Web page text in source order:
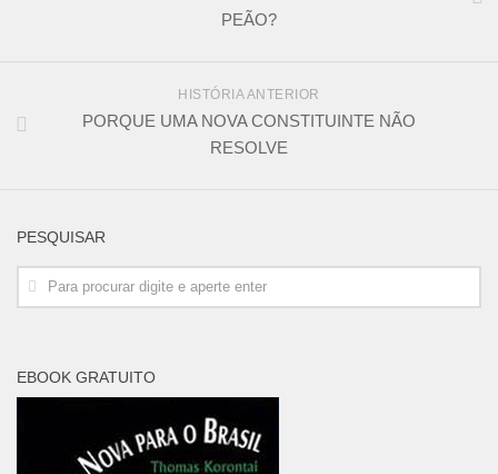
PEÃO?
HISTÓRIA ANTERIOR
PORQUE UMA NOVA CONSTITUINTE NÃO
RESOLVE
PESQUISAR
EBOOK GRATUITO